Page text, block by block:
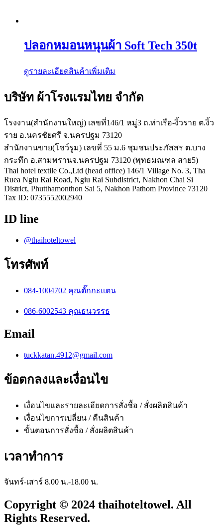
ปลอกหมอนหนุนผ้า Soft Tech 350t
ดูรายละเอียดสินค้าเพิ่มเติม
บริษัท ผ้าโรงแรมไทย จำกัด
โรงงาน(สำนักงานใหญ่) เลขที่146/1 หมู่3 ถ.ท่าเรือ-งิ้วราย ต.งิ้ว
ราย อ.นครชัยศรี จ.นครปฐม 73120
สำนักงานขาย(โชว์รูม) เลขที่ 55 ม.6 ชุมชนประภัสสร ต.บาง
กระทึก อ.สามพรานจ.นครปฐม 73120 (พุทธมณฑล สาย5)
Thai hotel textile Co.,Ltd (head office) 146/1 Village No. 3, Tha
Ruea Ngiu Rai Road, Ngiu Rai Subdistrict, Nakhon Chai Si
District, Phutthamonthon Sai 5, Nakhon Pathom Province 73120
Tax ID: 0735552002940
ID line
@thaihoteltowel
โทรศัพท์
084-1004702 คุณตั๊กกะแตน
086-6002543 คุณธนวรรธ
Email
tuckkatan.4912@gmail.com
ข้อตกลงและเงื่อนไข
เงื่อนไขและรายละเอียดการสั่งซื้อ / สั่งผลิตสินค้า
เงื่อนไขการเปลี่ยน / คืนสินค้า
ขั้นตอนการสั่งซื้อ / สั่งผลิตสินค้า
เวลาทำการ
จันทร์-เสาร์ 8.00 น.-18.00 น.
Copyright © 2024 thaihoteltowel. All
Rights Reserved.